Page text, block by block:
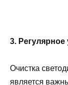
3.
Очистка
является